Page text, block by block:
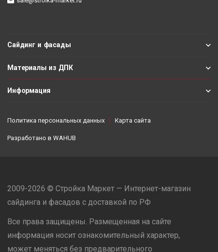
Сайдинг и фасады
Материалы из ДПК
Информация
Политика персональных данных Карта сайта
Разработано в WAHUB
2009-2026 © Стройка Маркет — Интернет-магазин
сайдинга и фасадов с доставкой по РФ
Все права защищены. Размещенная на сайте
информация носит ознакомительный характер,
может меняться без предварительного